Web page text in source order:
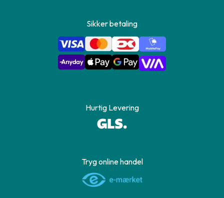
Sikker betaling
Hurtig Levering
Tryg online handel